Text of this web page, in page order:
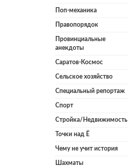
Поп-механика
Правопорядок
Провинциальные
анекдоты
Саратов-Космос
Сельское хозяйство
Специальный репортаж
Спорт
Стройка/Недвижимость
Точки над Ё
Чему не учит история
Шахматы